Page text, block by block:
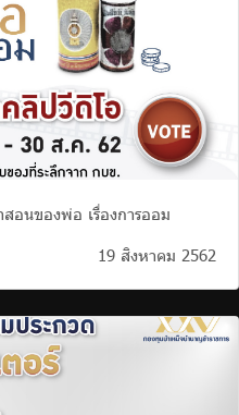
อนของพ่อ เรื่องการออม
19 สิงหาคม 2562